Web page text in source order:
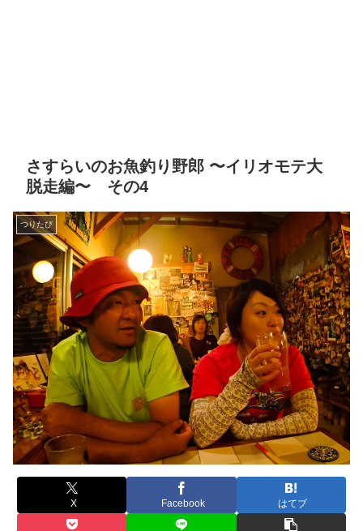
さすらいのお魚釣り野郎 〜イリオモテ大
脱走編〜 その4
つりたび
X Facebook はてブ